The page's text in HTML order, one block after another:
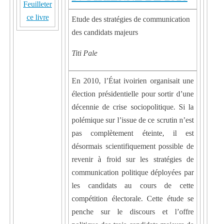
Feuilleter
ce livre
Etude des stratégies de communication
des candidats majeurs
Titi Pale
En 2010, l’État ivoirien organisait une
élection présidentielle pour sortir d’une
décennie de crise sociopolitique. Si la
polémique sur l’issue de ce scrutin n’est
pas complètement éteinte, il est
désormais scientifiquement possible de
revenir à froid sur les stratégies de
communication politique déployées par
les candidats au cours de cette
compétition électorale. Cette étude se
penche sur le discours et l’offre